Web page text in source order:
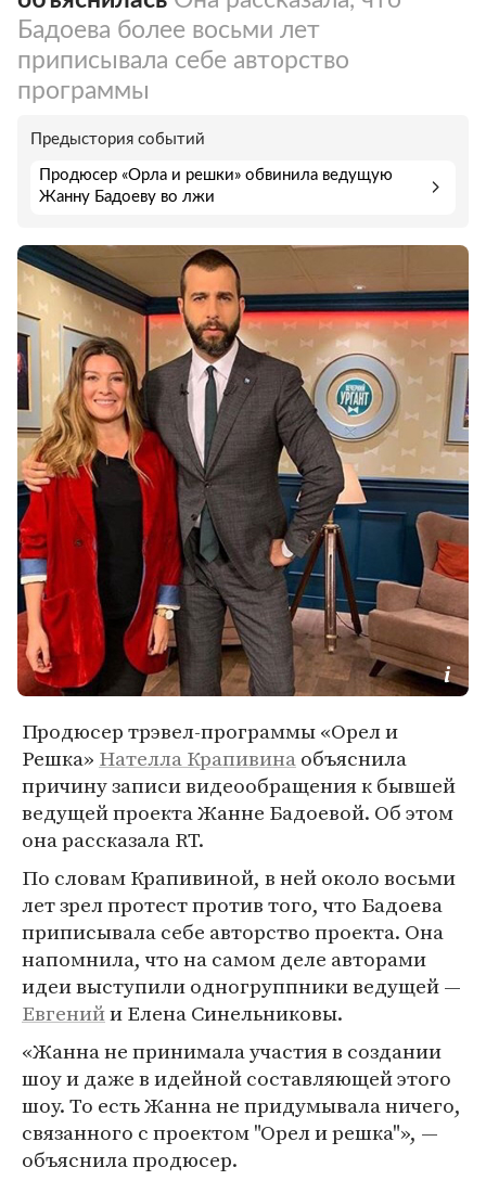
Бадоева более восьми лет
приписывала себе авторство
программы
Предыстория событий
Продюсер «Орла и решки» обвинила ведущую
Жанну Бадоеву во лжи
Продюсер трэвел-программы «Орел и
Решка» Нателла Крапивинаобъяснила
причину записи видеообращения к бывшей
ведущей проекта Жанне Бадоевой. Об этом
она рассказала RT.
По словам Крапивиной, в ней около восьми
лет зрел протест против того, что Бадоева
приписывала себе авторство проекта. Она
напомнила, что на самом деле авторами
идеи выступили одногруппники ведущей —
Евгенийи Елена Синельниковы.
«Жанна не принимала участия в создании
шоу и даже в идейной составляющей этого
шоу. То есть Жанна не придумывала ничего,
связанного с проектом "Орел и решка"», —
объяснила продюсер.